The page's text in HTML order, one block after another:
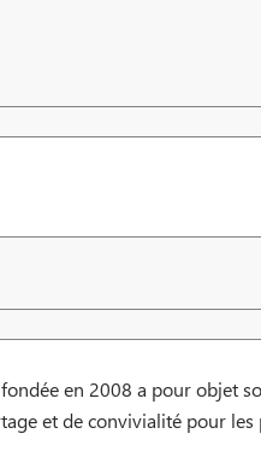
en 2008 a pour objet
et de convivialité pour